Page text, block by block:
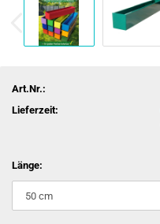
Art.Nr.:
Lieferzeit:
Länge: